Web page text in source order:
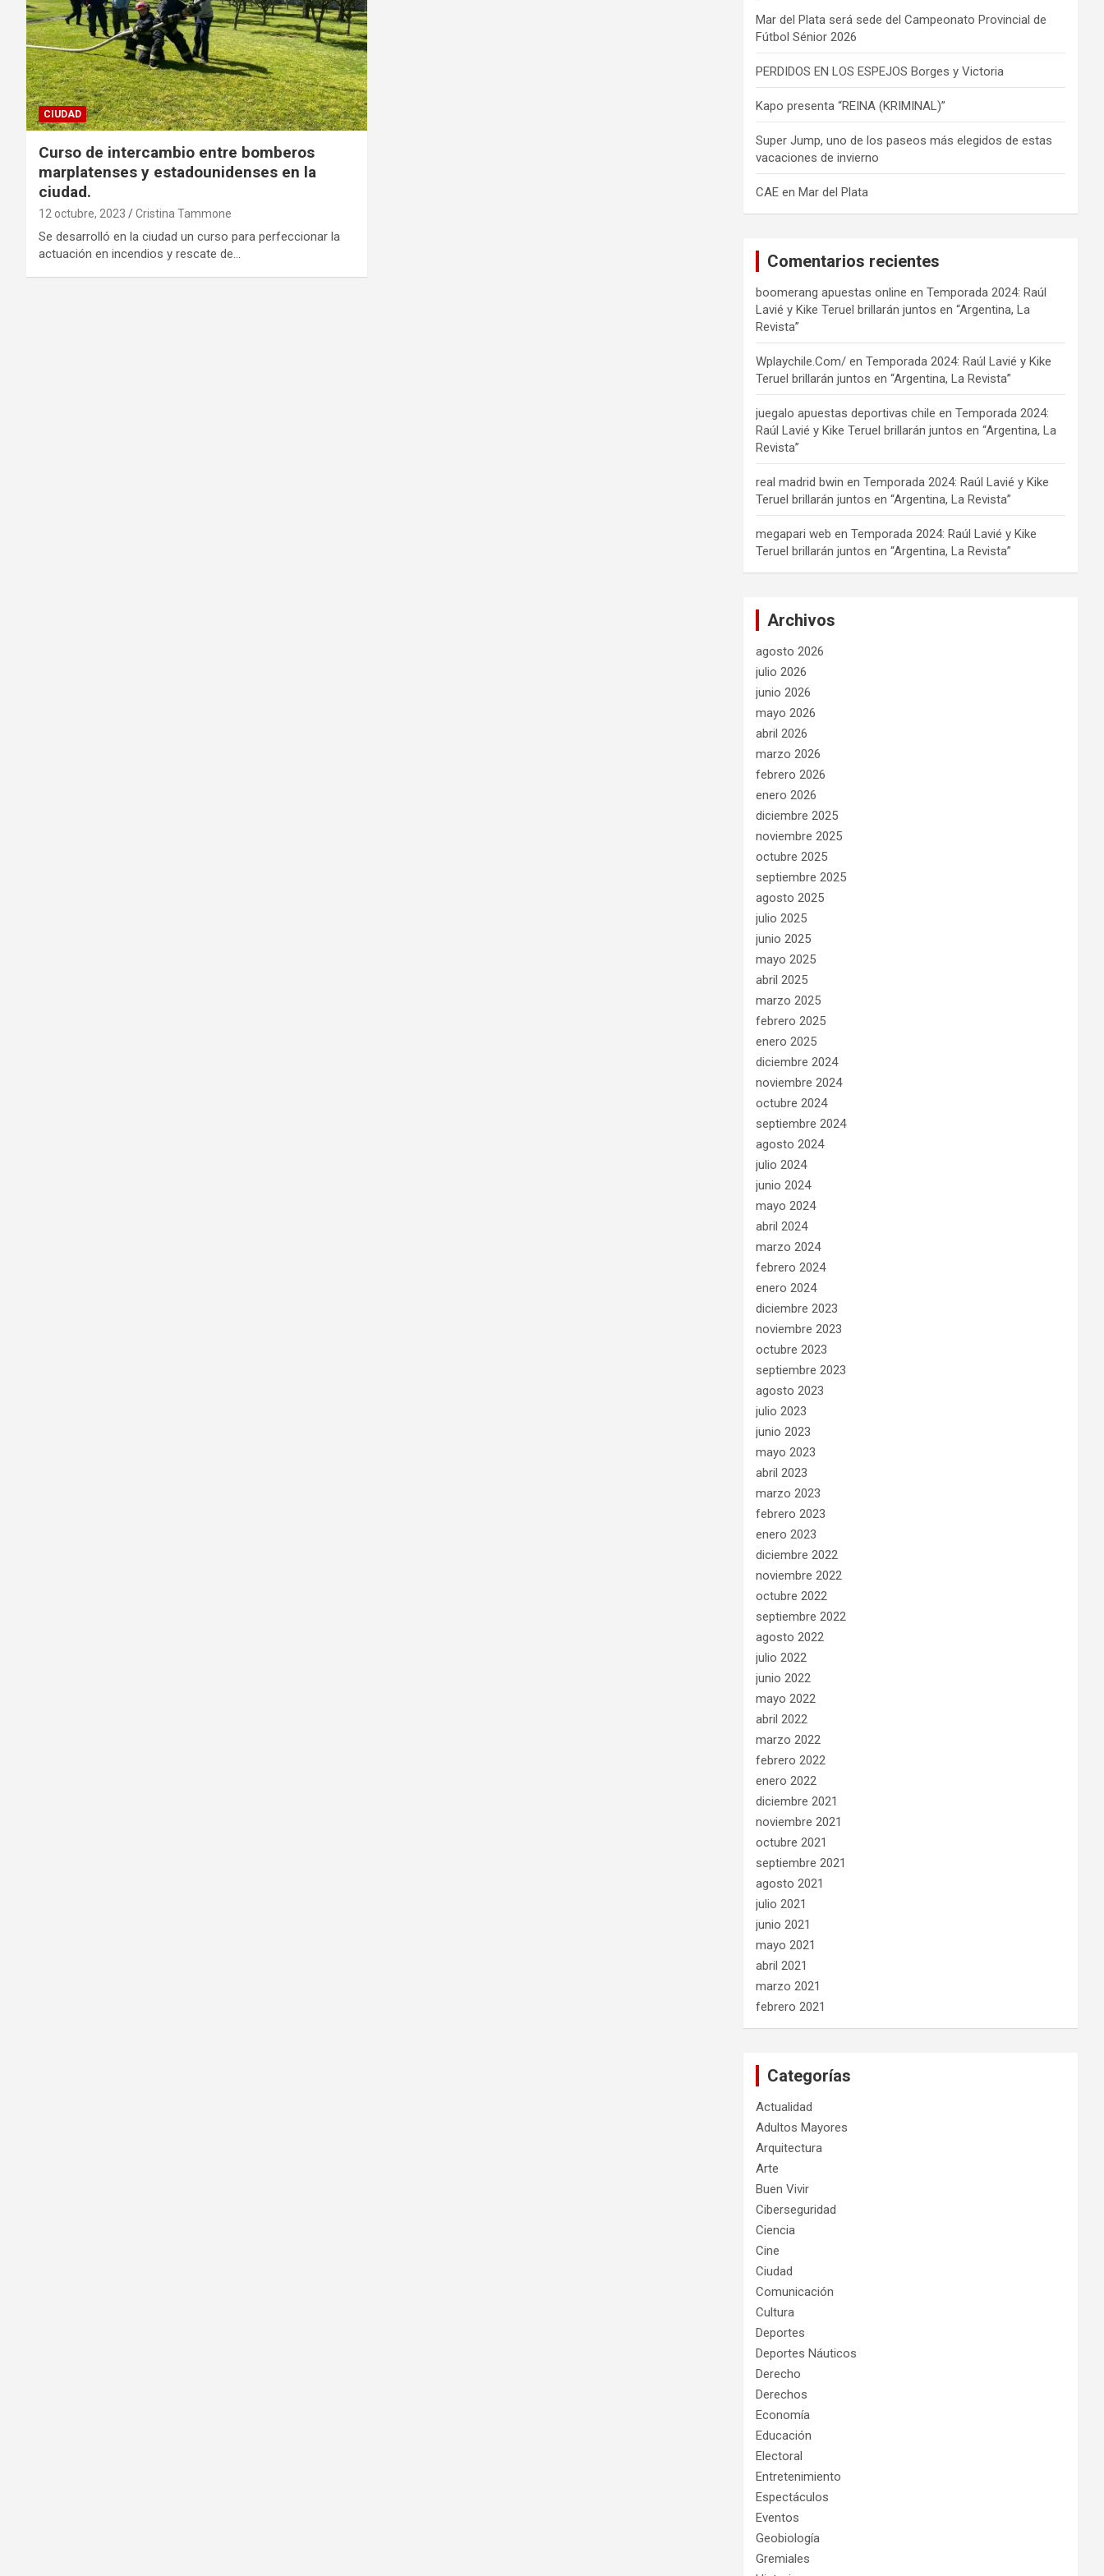
CIUDAD
Curso de intercambio entre bomberos
marplatenses y estadounidenses en la
ciudad.
12 octubre, 2023 Cristina Tammone
Se desarrolló en la ciudad un curso para perfeccionar la
actuación en incendios y rescate de…
Mar del Plata será sede del Campeonato Provincial de
Fútbol Sénior 2026
PERDIDOS EN LOS ESPEJOS Borges y Victoria
Kapo presenta “REINA (KRIMINAL)”
Super Jump, uno de los paseos más elegidos de estas
vacaciones de invierno
CAE en Mar del Plata
Comentarios recientes
boomerang apuestas online enTemporada 2024: Raúl
Lavié y Kike Teruel brillarán juntos en “Argentina, La
Revista”
Wplaychile.Com/ enTemporada 2024: Raúl Lavié y Kike
Teruel brillarán juntos en “Argentina, La Revista”
juegalo apuestas deportivas chile enTemporada 2024:
Raúl Lavié y Kike Teruel brillarán juntos en “Argentina, La
Revista”
real madrid bwin enTemporada 2024: Raúl Lavié y Kike
Teruel brillarán juntos en “Argentina, La Revista”
megapari web enTemporada 2024: Raúl Lavié y Kike
Teruel brillarán juntos en “Argentina, La Revista”
Archivos
agosto 2026
julio 2026
junio 2026
mayo 2026
abril 2026
marzo 2026
febrero 2026
enero 2026
diciembre 2025
noviembre 2025
octubre 2025
septiembre 2025
agosto 2025
julio 2025
junio 2025
mayo 2025
abril 2025
marzo 2025
febrero 2025
enero 2025
diciembre 2024
noviembre 2024
octubre 2024
septiembre 2024
agosto 2024
julio 2024
junio 2024
mayo 2024
abril 2024
marzo 2024
febrero 2024
enero 2024
diciembre 2023
noviembre 2023
octubre 2023
septiembre 2023
agosto 2023
julio 2023
junio 2023
mayo 2023
abril 2023
marzo 2023
febrero 2023
enero 2023
diciembre 2022
noviembre 2022
octubre 2022
septiembre 2022
agosto 2022
julio 2022
junio 2022
mayo 2022
abril 2022
marzo 2022
febrero 2022
enero 2022
diciembre 2021
noviembre 2021
octubre 2021
septiembre 2021
agosto 2021
julio 2021
junio 2021
mayo 2021
abril 2021
marzo 2021
febrero 2021
Categorías
Actualidad
Adultos Mayores
Arquitectura
Arte
Buen Vivir
Ciberseguridad
Ciencia
Cine
Ciudad
Comunicación
Cultura
Deportes
Deportes Náuticos
Derecho
Derechos
Economía
Educación
Electoral
Entretenimiento
Espectáculos
Eventos
Geobiología
Gremiales